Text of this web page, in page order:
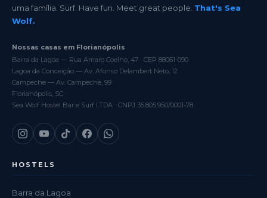
uma família. Surf. Have fun. Meet great people. That's Sea
Wolf.
Nossas casas em Florianópolis
Barra da Lagoa — Rua Amaro Coelho, 47 · CEP 88061-090
Lagoa da Conceição — Av. Afonso Delambert Neto, 12
Campeche — Av. Campeche, 99
Florianópolis, SC
Sea Wolf Hostel Bar e Surf LTDA · CNPJ 35.805.950/0001-78
HOSTELS
Barra da Lagoa